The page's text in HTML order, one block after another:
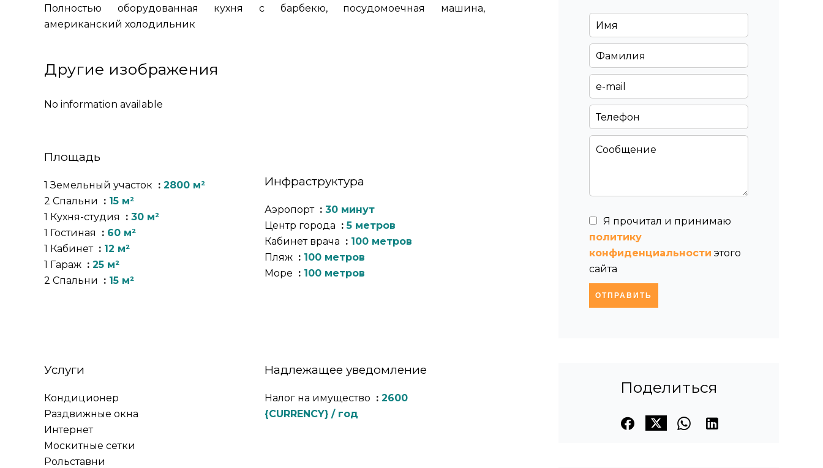
Полностью оборудованная кухня с барбекю, посудомоечная машина,
американский холодильник
Другие изображения
No information available
Площадь
1 Земельный участок
2800 м²
2 Спальни
15 м²
1 Кухня-студия
30 м²
1 Гостиная
60 м²
1 Кабинет
12 м²
1 Гараж
25 м²
2 Спальни
15 м²
Инфраструктура
Аэропорт
30 минут
Центр города
5 метров
Кабинет врача
100 метров
Пляж
100 метров
Море
100 метров
Услуги
Кондиционер
Раздвижные окна
Интернет
Москитные сетки
Рольставни
Надлежащее уведомление
Налог на имущество
2600
{CURRENCY} / год
Я прочитал и принимаю
политику
конфиденциальности этого
сайта
ОТПРАВИТЬ
Поделиться